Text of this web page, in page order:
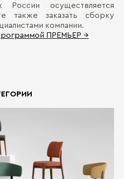
осуществляется
также заказать сборку
компании.
ПРЕМЬЕР →